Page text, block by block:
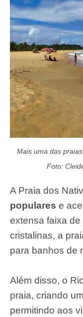
Mais uma das
Foto:
A Praia dos
populares e
extensa faixa
cristalinas, a
para banhos de
Além disso, o
praia, criando
permitindo aos